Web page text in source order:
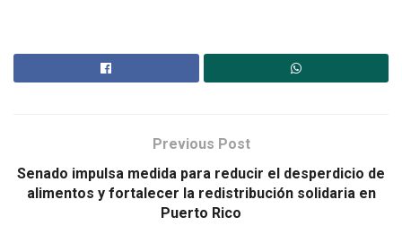
Previous Post
Senado impulsa medida para reducir el desperdicio de
alimentos y fortalecer la redistribución solidaria en
Puerto Rico